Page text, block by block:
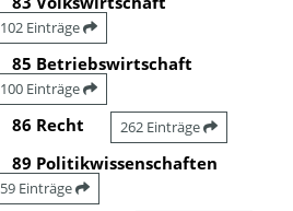
102 Einträge
85 Betriebswirtschaft
100 Einträge
86 Recht 262 Einträge
89 Politikwissenschaften
59 Einträge